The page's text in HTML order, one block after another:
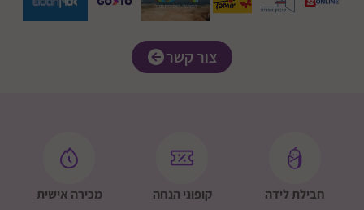
צור קשר
חבילת לידה קופוני הנחה מכירה אישית